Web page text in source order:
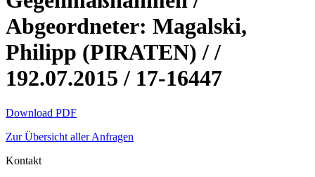
Abgeordneter: Magalski,
Philipp (PIRATEN) / /
192.07.2015 / 17-16447
Download PDF
Zur Übersicht aller Anfragen
Kontakt